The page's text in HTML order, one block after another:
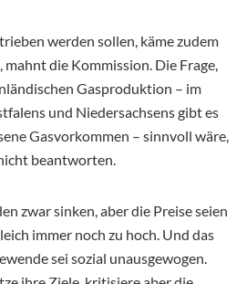
werden sollen, käme zudem
mahnt die Kommission. Die Frage,
Gasproduktion – im
und Niedersachsens gibt es
Gasvorkommen – sinnvoll wäre,
beantworten.
zwar sinken, aber die Preise seien
immer noch zu hoch. Und das
sei sozial unausgewogen.